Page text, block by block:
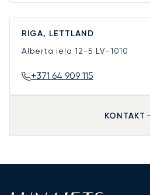
RIGA, LETTLAND
Alberta iela 12-5 LV-1010
+371 64 909 115
KONTAKT